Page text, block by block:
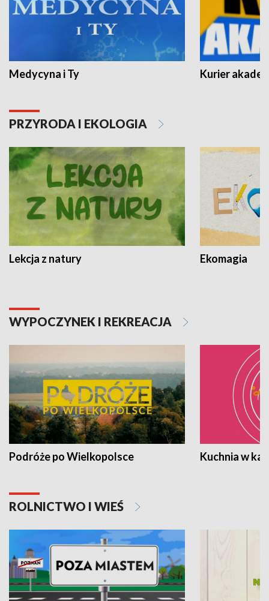
Medycyna i Ty Kurier
PRZYRODA I EKOLOGIA
Lekcja z natury Ekomagia
WYPOCZYNEK I REKREACJA
Podróże po Wielkopolsce Kuchnia w
ROLNICTWO I WIEŚ